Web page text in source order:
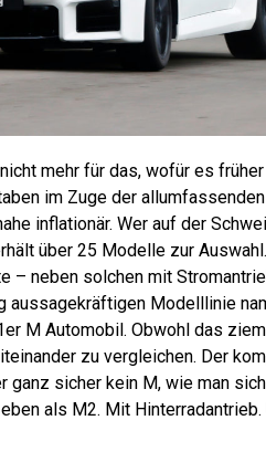
mehr für das, wofür es
im Zuge der
inflationär. Wer auf der
über 25 Modelle zur
– neben solchen mit
Modelllinie
M Automobil. Obwohl das
zu vergleichen. Der
ganz sicher kein M, wie man
als M2. Mit Hinterradantrieb.